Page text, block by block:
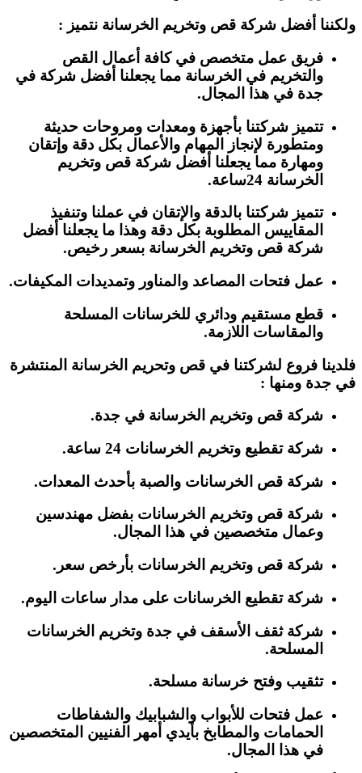
ولكننا أفضل شركة قص وتخريم الخرسانة نتميز :
فريق عمل متخصص في كافة أعمال القص
والتخريم في الخرسانة مما يجعلنا أفضل شركة في
جدة في هذا المجال.
تتميز شركتنا بأجهزة ومعدات ومروحات حديثة
ومتطورة لإنجاز المهام والأعمال بكل دقة وإتقان
ومهارة مما يجعلنا أفضل شركة قص وتخريم
الخرسانة 24ساعة.
تتميز شركتنا بالدقة والإتقان في عملنا وتنفيذ
المقاييس المطلوبة بكل دقة وهذا ما يجعلنا أفضل
شركة قص وتخريم الخرسانة بسعر رخيص.
عمل فتحات المصاعد والمناور وتمديدات المكيفات.
قطع مستقيم ودائري للخرسانات المسلحة
والمقاسات اللازمة.
فلدينا فروع لشركتنا في قص وتحريم الخرسانة المنتشرة
في جدة ومنها :
شركة قص وتخريم الخرسانة في جدة.
شركة تقطيع وتخريم الخرسانات 24 ساعة.
شركة قص الخرسانات والصبة بأحدث المعدات.
شركة قص وتخريم الخرسانات بفضل مهندسين
وعمال متخصصين في هذا المجال.
شركة قص وتخريم الخرسانات بأرخص سعر.
شركة تقطيع الخرسانات على مدار ساعات اليوم.
شركة ثقف الأسقف في جدة وتخريم الخرسانات
المسلحة.
تثقيب وفتح خرسانة مسلحة.
عمل فتحات للأبواب والشبابيك والشفاطات
الحمامات والمطابخ بأيدي أمهر الفنيين المتخصصين
في هذا المجال.